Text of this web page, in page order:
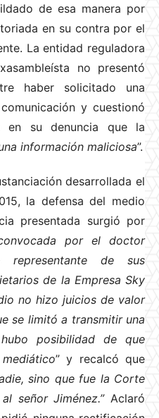
de esa manera por
en su contra por el
La entidad reguladora
no presentó
haber solicitado una
y cuestionó
en su denuncia que la
información maliciosa”.
desarrollada el
la defensa del medio
presentada surgió por
por el doctor
representante de sus
de la Empresa Sky
no hizo juicios de valor
se limitó a transmitir una
posibilidad de que
” y recalcó que
sino que fue la Corte
señor Jiménez.” Aclaró